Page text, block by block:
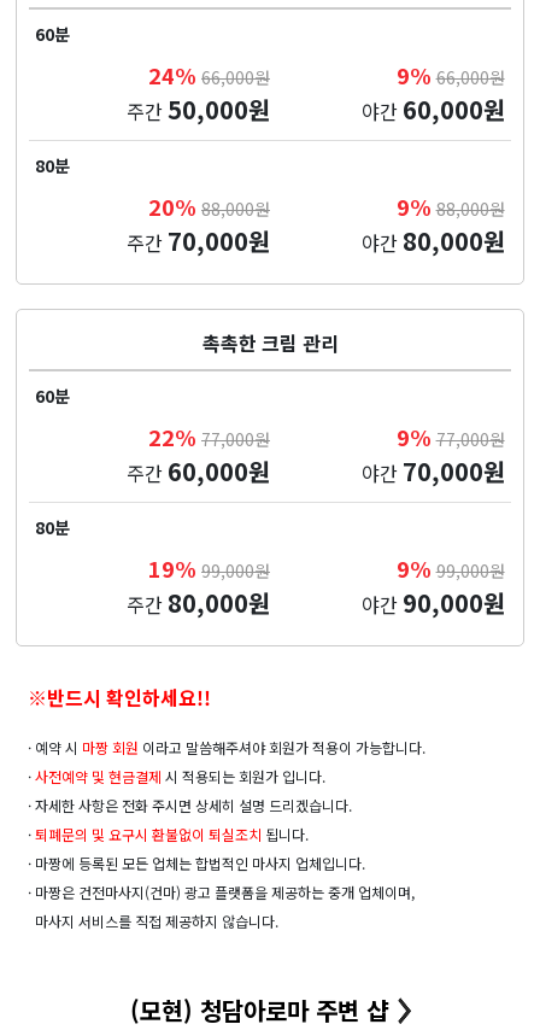
60분
24% 66,000원
주간50,000원
9% 66,000원
야간 60,000원
80분
20% 88,000원
주간 70,000원
9% 88,000원
야간 80,000원
촉촉한 크림 관리
60분
22% 77,000원
주간 60,000원
9% 77,000원
야간 70,000원
80분
19% 99,000원
주간 80,000원
9% 99,000원
야간 90,000원
※반드시 확인하세요!!
· 예약 시 마짱 회원 이라고 말씀해주셔야 회원가 적용이 가능합니다.
·사전예약 및 현금결제 시 적용되는 회원가 입니다.
· 자세한 사항은 전화 주시면 상세히 설명 드리겠습니다.
·퇴폐문의 및 요구시 환불없이 퇴실조치 됩니다.
· 마짱에 등록된 모든 업체는 합법적인 마사지 업체입니다.
· 마짱은 건전마사지(건마) 광고 플랫폼을 제공하는 중개 업체이며,
마사지 서비스를 직접 제공하지 않습니다.
(모현) 청담아로마 주변 샵